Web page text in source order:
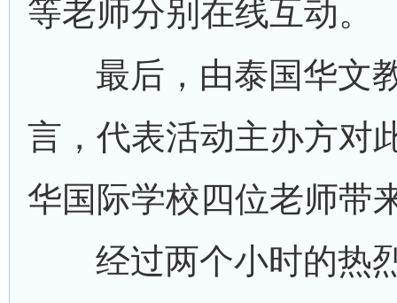
等老师分别在线互动。
最后，由泰国华文
言，代表活动主办方对
华国际学校四位老师带
经过两个小时的热